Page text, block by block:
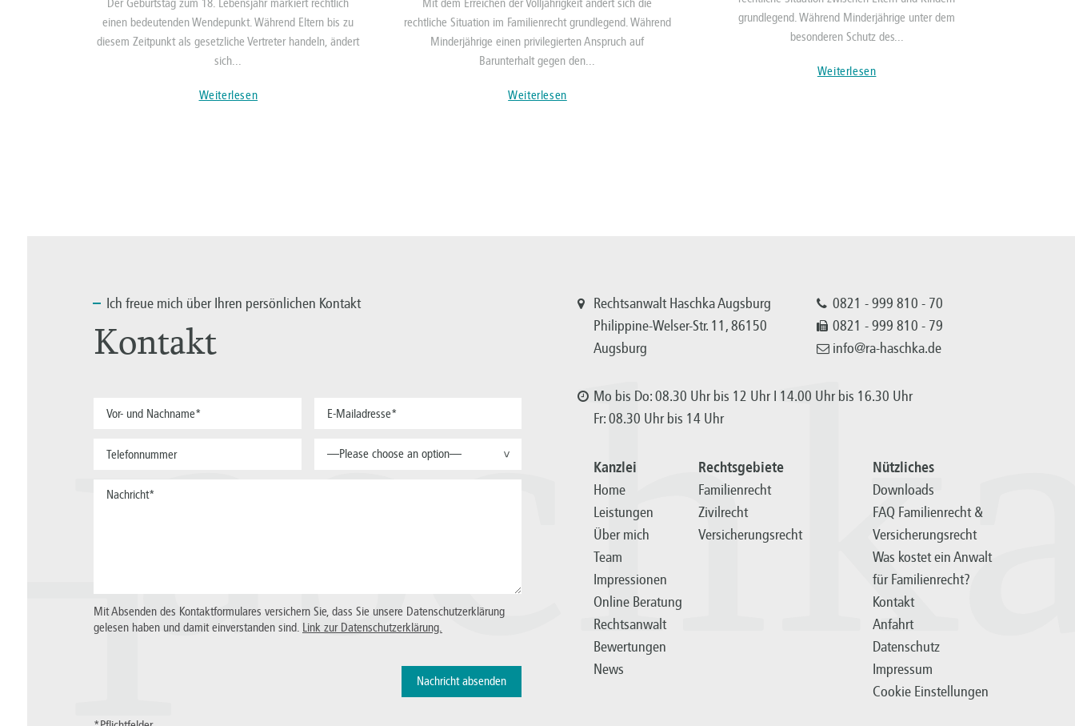
Der Geburtstag zum 18. Lebensjahr markiert rechtlich
einen bedeutenden Wendepunkt. Während Eltern bis zu
diesem Zeitpunkt als gesetzliche Vertreter handeln, ändert
sich...
Weiterlesen
Mit dem Erreichen der Volljährigkeit ändert sich die
rechtliche Situation im Familienrecht grundlegend. Während
Minderjährige einen privilegierten Anspruch auf
Barunterhalt gegen den...
Weiterlesen
grundlegend. Während Minderjährige unter dem
besonderen Schutz des...
Weiterlesen
Ich freue mich über Ihren persönlichen Kontakt
Kontakt
—Please choose an option— >
Mit Absenden des Kontaktformulares versichern Sie, dass Sie unsere Datenschutzerklärung
gelesen haben und damit einverstanden sind. Link zur Datenschutzerklärung.
Rechtsanwalt Haschka Augsburg
Philippine-Welser-Str. 11, 86150
Augsburg
0821 - 999 810 - 70
0821 - 999 810 - 79
info@ra-haschka.de
Mo bis Do: 08.30 Uhr bis 12 Uhr I 14.00 Uhr bis 16.30 Uhr
Fr: 08.30 Uhr bis 14 Uhr
Kanzlei
Home
Leistungen
Über mich
Team
Impressionen
Online Beratung
Rechtsanwalt
Bewertungen
News
Rechtsgebiete
Familienrecht
Zivilrecht
Versicherungsrecht
Nützliches
Downloads
FAQ Familienrecht &
Versicherungsrecht
Was kostet ein Anwalt
für Familienrecht?
Kontakt
Anfahrt
Datenschutz
Impressum
Cookie Einstellungen